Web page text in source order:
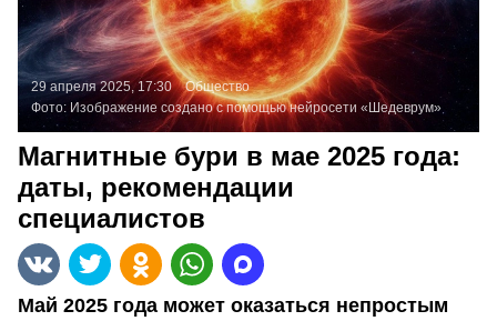
29 апреля 2025, 17:30
Общество
Фото: Изображение создано с помощью нейросети «Шедеврум»
Магнитные бури в мае 2025 года:
даты, рекомендации
специалистов
Май 2025 года может оказаться непростым